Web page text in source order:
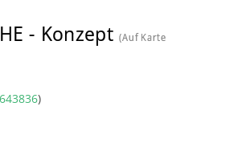
- Konzept (Auf Karte
)